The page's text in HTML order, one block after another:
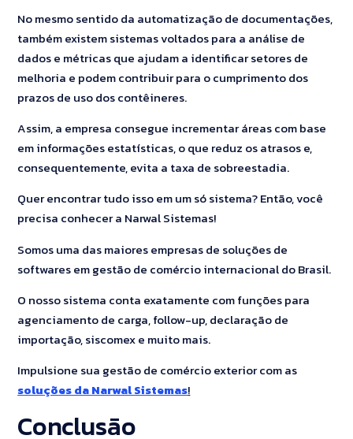
No mesmo sentido da automatização de documentações,
também existem sistemas voltados para a análise de
dados e métricas que ajudam a identificar setores de
melhoria e podem contribuir para o cumprimento dos
prazos de uso dos contêineres.
Assim, a empresa consegue incrementar áreas com base
em informações estatísticas, o que reduz os atrasos e,
consequentemente, evita a taxa de sobreestadia.
Quer encontrar tudo isso em um só sistema? Então, você
precisa conhecer a Narwal Sistemas!
Somos uma das maiores empresas de soluções de
softwares em gestão de comércio internacional do Brasil.
O nosso sistema conta exatamente com funções para
agenciamento de carga, follow-up, declaração de
importação, siscomex e muito mais.
Impulsione sua gestão de comércio exterior com as
soluções da Narwal Sistemas!
Conclusão